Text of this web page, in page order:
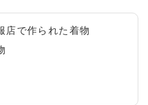
店で作られた着物